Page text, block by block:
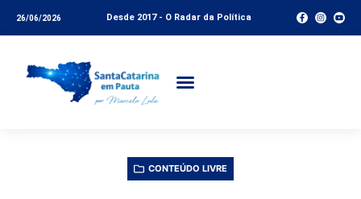
26/06/2026 Desde 2017 - O Radar da Política
CONTEÚDO LIVRE